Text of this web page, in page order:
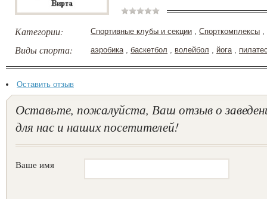
Категории: Спортивные клубы и секции , Спорткомплексы ,
Виды спорта: аэробика, баскетбол , волейбол , йога,
Оставить отзыв
Оставьте, пожалуйста, Ваш отзыв о
для нас и наших посетителей!
Ваше имя